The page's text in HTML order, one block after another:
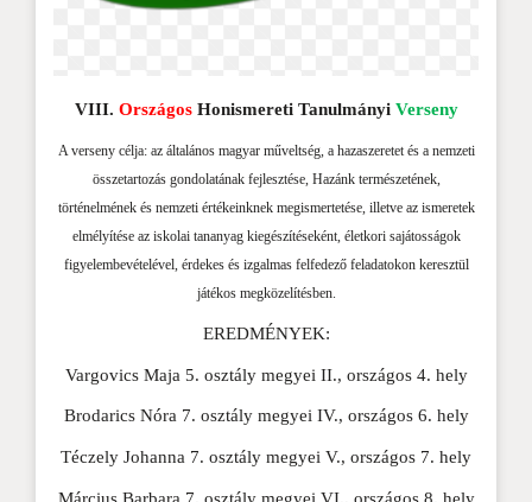
VIII. OrszágosHonismereti Tanulmányi Verseny
A verseny célja: az általános magyar műveltség, a hazaszeretet és a nemzeti
összetartozás gondolatának fejlesztése, Hazánk természetének,
történelmének és nemzeti értékeinknek megismertetése, illetve az ismeretek
elmélyítése az iskolai tananyag kiegészítéseként, életkori sajátosságok
figyelembevételével, érdekes és izgalmas felfedező feladatokon keresztül
játékos megközelítésben.
EREDMÉNYEK:
Vargovics Maja 5. osztály megyei II., országos 4. hely
Brodarics Nóra 7. osztály megyei IV., országos 6. hely
Téczely Johanna 7. osztály megyei V., országos 7. hely
Március Barbara 7. osztály megyei VI., országos 8. hely